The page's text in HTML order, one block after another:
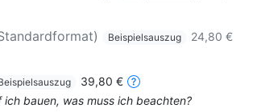
Beispielsauszug
24,80 €
39,80 €
bauen, was muss ich beachten?